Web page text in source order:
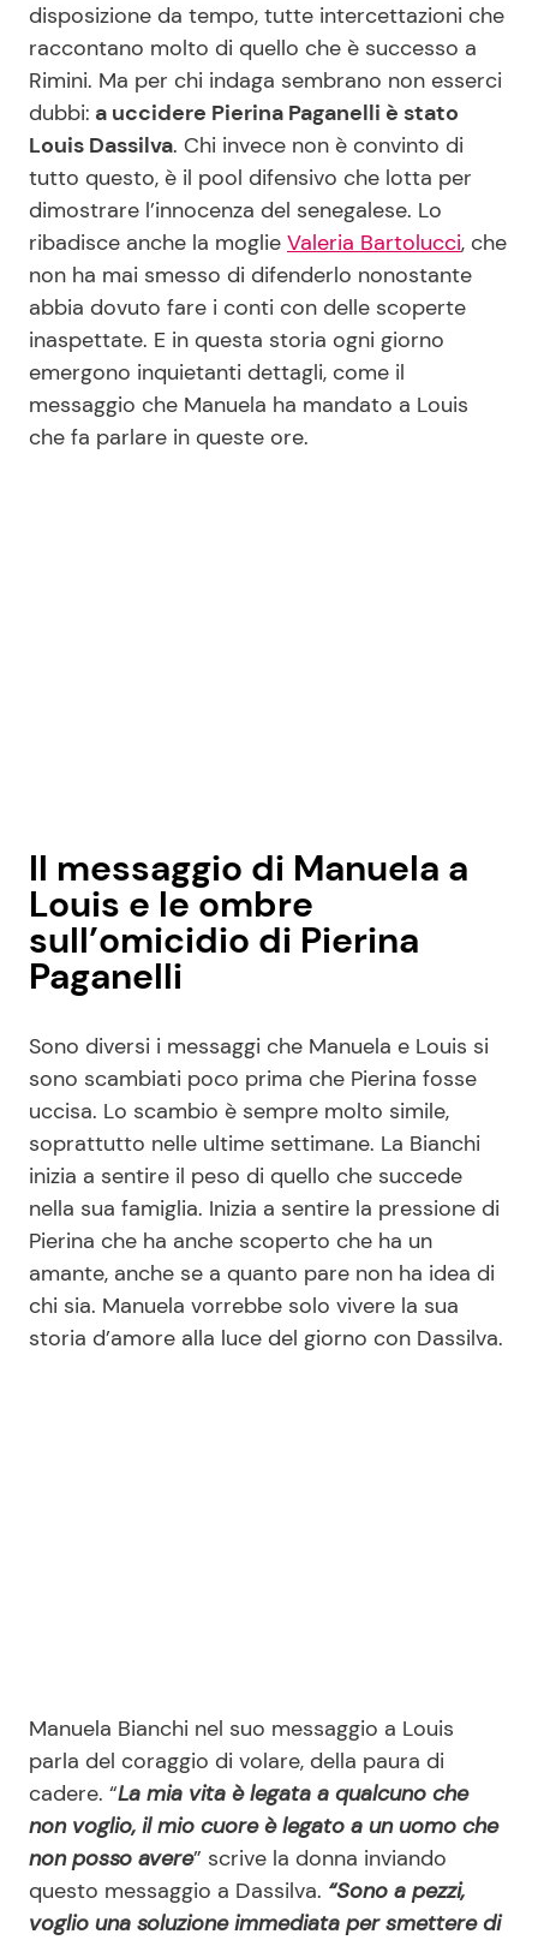
Mondo Mamma
News benessere
Salute
Viaggi e Turismo
Festività
Le Ricette in TV
Primi Piatti
Ricette Facili e Veloci
Ricette Feste
Ricette per Bambini
Seguici
disposizione da tempo, tutte intercettazioni che
raccontano molto di quello che è successo a
Rimini. Ma per chi indaga sembrano non esserci
dubbi: a uccidere Pierina Paganelli è stato
Louis Dassilva. Chi invece non è convinto di
tutto questo, è il pool difensivo che lotta per
dimostrare l’innocenza del senegalese. Lo
ribadisce anche la moglie Valeria Bartolucci, che
non ha mai smesso di difenderlo nonostante
abbia dovuto fare i conti con delle scoperte
inaspettate. E in questa storia ogni giorno
emergono inquietanti dettagli, come il
messaggio che Manuela ha mandato a Louis
che fa parlare in queste ore.
Il messaggio di Manuela a
Louis e le ombre
sull’omicidio di Pierina
Paganelli
Sono diversi i messaggi che Manuela e Louis si
sono scambiati poco prima che Pierina fosse
uccisa. Lo scambio è sempre molto simile,
soprattutto nelle ultime settimane. La Bianchi
inizia a sentire il peso di quello che succede
nella sua famiglia. Inizia a sentire la pressione di
Pierina che ha anche scoperto che ha un
amante, anche se a quanto pare non ha idea di
chi sia. Manuela vorrebbe solo vivere la sua
storia d’amore alla luce del giorno con Dassilva.
Manuela Bianchi nel suo messaggio a Louis
parla del coraggio di volare, della paura di
cadere. “La mia vita è legata a qualcuno che
non voglio, il mio cuore è legato a un uomo che
non posso avere” scrive la donna inviando
questo messaggio a Dassilva. “Sono a pezzi,
voglio una soluzione immediata per smettere di